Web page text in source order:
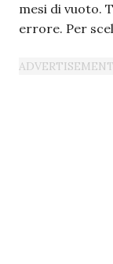
mesi di vuoto.
errore. Per